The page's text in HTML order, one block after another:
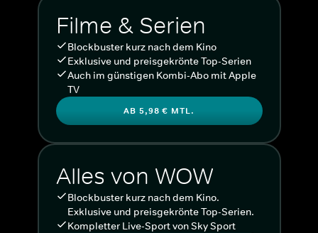
Filme & Serien
Blockbuster kurz nach dem Kino
Exklusive und preisgekrönte Top-Serien
Auch im günstigen Kombi-Abo mit Apple
TV
AB 5,98 € MTL.
Alles von WOW
Blockbuster kurz nach dem Kino.
Exklusive und preisgekrönte Top-Serien.
Kompletter Live-Sport von Sky Sport